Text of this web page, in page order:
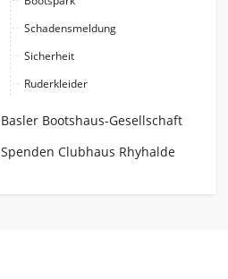
Schadensmeldung
Sicherheit
Ruderkleider
Basler Bootshaus-Gesellschaft
Spenden Clubhaus Rhyhalde